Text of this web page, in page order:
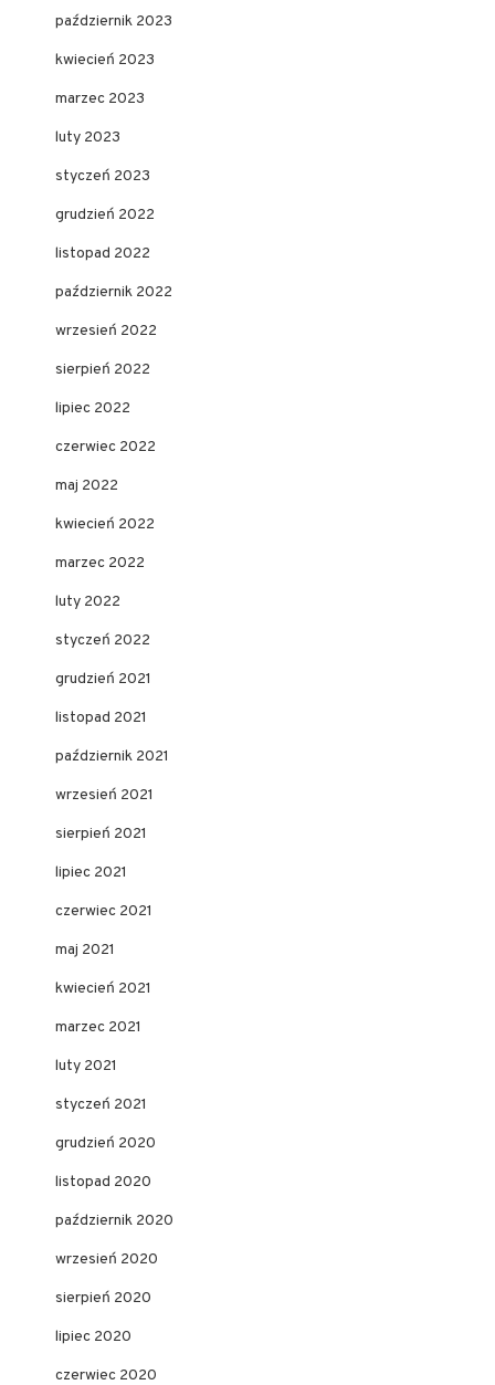
październik 2023
kwiecień 2023
marzec 2023
luty 2023
styczeń 2023
grudzień 2022
listopad 2022
październik 2022
wrzesień 2022
sierpień 2022
lipiec 2022
czerwiec 2022
maj 2022
kwiecień 2022
marzec 2022
luty 2022
styczeń 2022
grudzień 2021
listopad 2021
październik 2021
wrzesień 2021
sierpień 2021
lipiec 2021
czerwiec 2021
maj 2021
kwiecień 2021
marzec 2021
luty 2021
styczeń 2021
grudzień 2020
listopad 2020
październik 2020
wrzesień 2020
sierpień 2020
lipiec 2020
czerwiec 2020